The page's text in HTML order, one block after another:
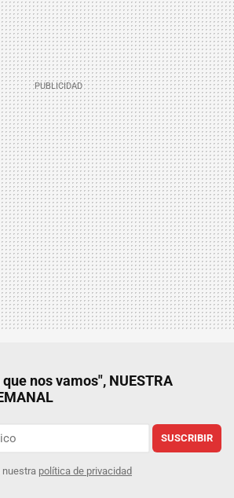
nos vamos", NUESTRA
SUSCRIBIR
nuestra política de privacidad